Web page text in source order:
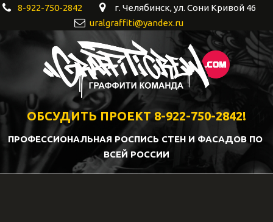
8-922-750-2842 г. Челябинск,ул. Сони Кривой 46
uralgraffiti@yandex.ru
ОБСУДИТЬ ПРОЕКТ 8-922-750-2842!
ПРОФЕССИОНАЛЬНАЯ РОСПИСЬ СТЕН И ФАСАДОВ ПО
ВСЕЙ РОССИИ